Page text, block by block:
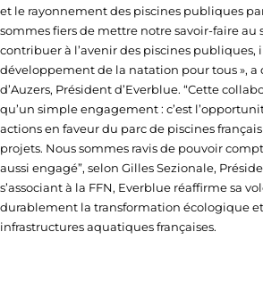
et le rayonnement des piscines publiques
sommes fiers de mettre notre savoir-faire au
contribuer à l’avenir des piscines publiques,
développement de la natation pour tous », a
d’Auzers, Président d’Everblue. “Cette
qu’un simple engagement : c’est
actions en faveur du parc de piscines
projets. Nous sommes ravis de pouvoir
aussi engagé”, selon Gilles Sezionale,
s’associant à la FFN, Everblue réaffirme sa
durablement la transformation écologique
infrastructures aquatiques françaises.